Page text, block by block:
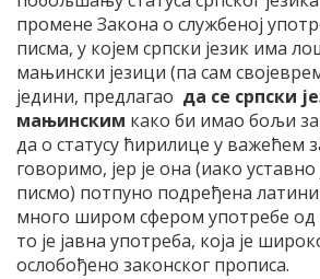
промене Закона о службеној
писма, у којем српски језик има
мањински језици (па сам
једини, предлагао да се српски
мањинским како би имао бољи
да о статусу ћирилице у важећем
говоримо, јер је она (иако
писмо) потпуно подређена
много широм сфером употребе од
то је јавна употреба, која је
ослобођено законског прописа.